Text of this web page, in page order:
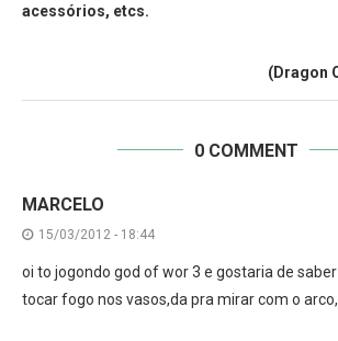
acessórios, etcs.
(Dragon
0 COMMENT
MARCELO
15/03/2012 - 18:44
oi to jogondo god of wor 3 e gostaria de
tocar fogo nos vasos,da pra mirar com o